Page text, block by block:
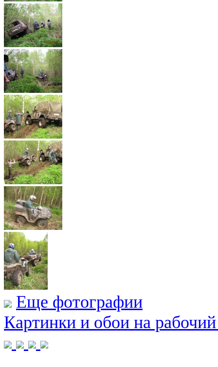
Еще фотографии
Картинки и обои на